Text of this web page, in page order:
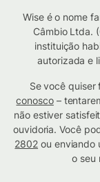
Wise é o nome
Câmbio Ltda.
instituição
autorizada e
Se você quiser
conosco–
não estiver
ouvidoria. Você
2802 ou enviando
o seu